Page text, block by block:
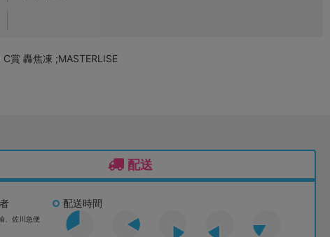
賞 轟焦凍 ;MASTERLISE
配送
、佐川急便
配送時間